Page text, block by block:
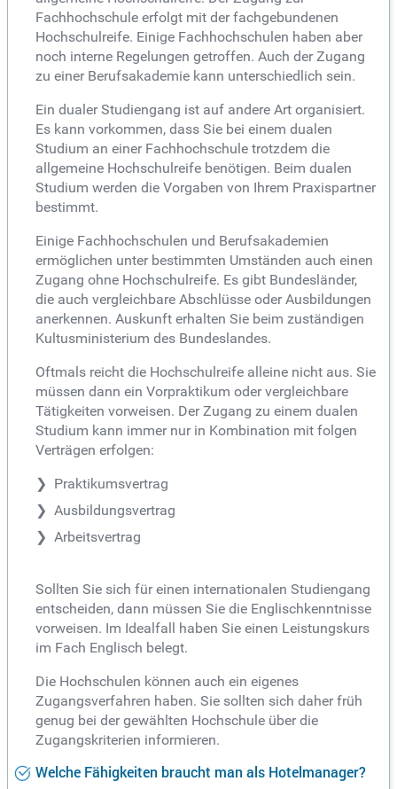
Fachhochschule erfolgt mit der fachgebundenen
Hochschulreife. Einige Fachhochschulen haben aber
noch interne Regelungen getroffen. Auch der Zugang
zu einer Berufsakademie kann unterschiedlich sein.
Ein dualer Studiengang ist auf andere Art organisiert.
Es kann vorkommen, dass Sie bei einem dualen
Studium an einer Fachhochschule trotzdem die
allgemeine Hochschulreife benötigen. Beim dualen
Studium werden die Vorgaben von Ihrem Praxispartner
bestimmt.
Einige Fachhochschulen und Berufsakademien
ermöglichen unter bestimmten Umständen auch einen
Zugang ohne Hochschulreife. Es gibt Bundesländer,
die auch vergleichbare Abschlüsse oder Ausbildungen
anerkennen. Auskunft erhalten Sie beim zuständigen
Kultusministerium des Bundeslandes.
Oftmals reicht die Hochschulreife alleine nicht aus. Sie
müssen dann ein Vorpraktikum oder vergleichbare
Tätigkeiten vorweisen. Der Zugang zu einem dualen
Studium kann immer nur in Kombination mit folgen
Verträgen erfolgen:
Praktikumsvertrag
Ausbildungsvertrag
Arbeitsvertrag
Sollten Sie sich für einen internationalen Studiengang
entscheiden, dann müssen Sie die Englischkenntnisse
vorweisen. Im Idealfall haben Sie einen Leistungskurs
im Fach Englisch belegt.
Die Hochschulen können auch ein eigenes
Zugangsverfahren haben. Sie sollten sich daher früh
genug bei der gewählten Hochschule über die
Zugangskriterien informieren.
Welche Fähigkeiten braucht man als Hotelmanager?